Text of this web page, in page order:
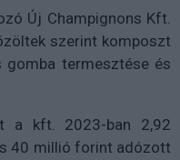
Új Champignons Kft.
szerint komposzt
gomba termesztése és
a kft. 2023-ban 2,92
40 millió forint adózott